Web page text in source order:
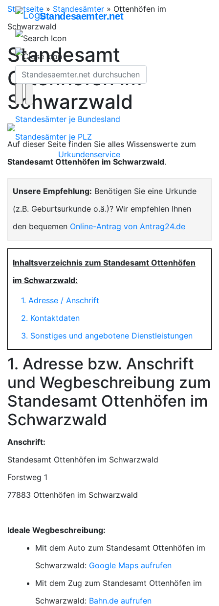
Standesaemter.net
Standesämter je Bundesland
Standesämter je PLZ
Urkundenservice
Startseite » Standesämter » Ottenhöfen im
Schwarzwald
Standesamt
Ottenhöfen im
Schwarzwald
Auf dieser Seite finden Sie alles Wissenswerte zum
Standesamt Ottenhöfen im Schwarzwald.
Unsere Empfehlung: Benötigen Sie eine Urkunde
(z.B. Geburtsurkunde o.ä.)? Wir empfehlen Ihnen
den bequemen Online-Antrag von Antrag24.de
Inhaltsverzeichnis zum Standesamt Ottenhöfen
im Schwarzwald:
1. Adresse / Anschrift
2. Kontaktdaten
3. Sonstiges und angebotene Dienstleistungen
1. Adresse bzw. Anschrift
und Wegbeschreibung zum
Standesamt Ottenhöfen im
Schwarzwald
Anschrift:
Standesamt Ottenhöfen im Schwarzwald
77883 Ottenhöfen im Schwarzwald
Ideale Wegbeschreibung:
Mit dem Auto zum Standesamt Ottenhöfen im
Schwarzwald: Google Maps aufrufen
Mit dem Zug zum Standesamt Ottenhöfen im
Schwarzwald: Bahn.de aufrufen